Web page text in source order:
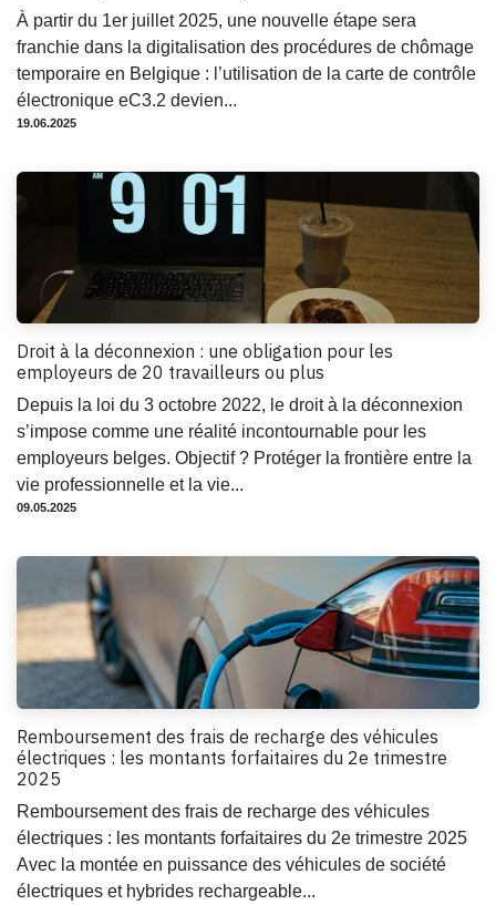
À partir du 1er juillet 2025, une nouvelle étape sera
franchie dans la digitalisation des procédures de chômage
temporaire en Belgique : l’utilisation de la carte de contrôle
électronique eC3.2 devien...
19.06.2025
Droit à la déconnexion : une obligation pour les
employeurs de 20 travailleurs ou plus
Depuis la loi du 3 octobre 2022, le droit à la déconnexion
s’impose comme une réalité incontournable pour les
employeurs belges. Objectif ? Protéger la frontière entre la
vie professionnelle et la vie...
09.05.2025
Remboursement des frais de recharge des véhicules
électriques : les montants forfaitaires du 2e trimestre
2025
Remboursement des frais de recharge des véhicules
électriques : les montants forfaitaires du 2e trimestre 2025
Avec la montée en puissance des véhicules de société
électriques et hybrides rechargeable...